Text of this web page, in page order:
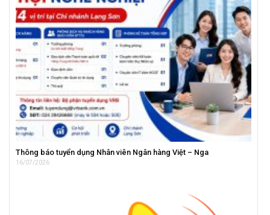
Thông báo tuyển dụng Nhân viên Ngân hàng Việt – Nga
16/07/2026